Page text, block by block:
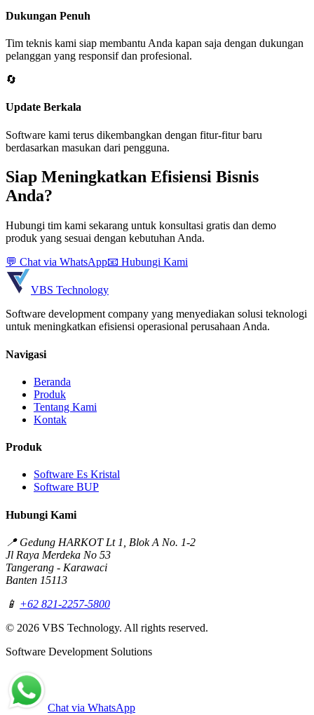
Dukungan Penuh
Tim teknis kami siap membantu Anda kapan saja dengan dukungan
pelanggan yang responsif dan profesional.
🔄
Update Berkala
Software kami terus dikembangkan dengan fitur-fitur baru
berdasarkan masukan dari pengguna.
Siap Meningkatkan Efisiensi Bisnis
Anda?
Hubungi tim kami sekarang untuk konsultasi gratis dan demo
produk yang sesuai dengan kebutuhan Anda.
💬 Chat via WhatsApp📧 Hubungi Kami
VBS Technology
Software development company yang menyediakan solusi teknologi
untuk meningkatkan efisiensi operasional perusahaan Anda.
Navigasi
Beranda
Produk
Tentang Kami
Kontak
Produk
Software Es Kristal
Software BUP
Hubungi Kami
📍 Gedung HARKOT Lt 1, Blok A No. 1-2
Jl Raya Merdeka No 53
Tangerang - Karawaci
Banten 15113
📱 +62 821-2257-5800
© 2026 VBS Technology. All rights reserved.
Software Development Solutions
Chat via WhatsApp